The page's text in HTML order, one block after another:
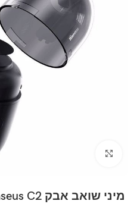
מיני שואב אבק baseus C2